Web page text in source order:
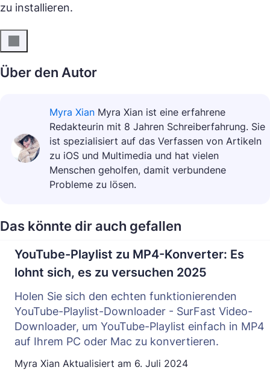
zu installieren.
Über den Autor
Myra Xian Myra Xian ist eine erfahrene
Redakteurin mit 8 Jahren Schreiberfahrung. Sie
ist spezialisiert auf das Verfassen von Artikeln
zu iOS und Multimedia und hat vielen
Menschen geholfen, damit verbundene
Probleme zu lösen.
Das könnte dir auch gefallen
YouTube-Playlist zu MP4-Konverter: Es
lohnt sich, es zu versuchen 2025
Holen Sie sich den echten funktionierenden
YouTube-Playlist-Downloader - SurFast Video-
Downloader, um YouTube-Playlist einfach in MP4
auf Ihrem PC oder Mac zu konvertieren.
Myra Xian Aktualisiert am 6. Juli 2024